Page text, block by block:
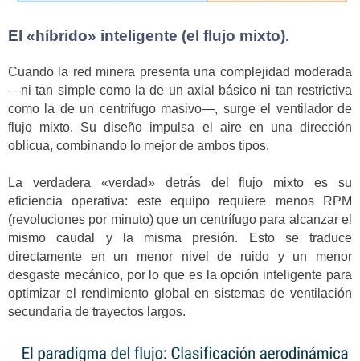
El «híbrido» inteligente (el flujo mixto).
Cuando la red minera presenta una complejidad moderada
—ni tan simple como la de un axial básico ni tan restrictiva
como la de un centrífugo masivo—, surge el ventilador de
flujo mixto. Su diseño impulsa el aire en una dirección
oblicua, combinando lo mejor de ambos tipos.
La verdadera «verdad» detrás del flujo mixto es su
eficiencia operativa: este equipo requiere menos RPM
(revoluciones por minuto) que un centrífugo para alcanzar el
mismo caudal y la misma presión. Esto se traduce
directamente en un menor nivel de ruido y un menor
desgaste mecánico, por lo que es la opción inteligente para
optimizar el rendimiento global en sistemas de ventilación
secundaria de trayectos largos.